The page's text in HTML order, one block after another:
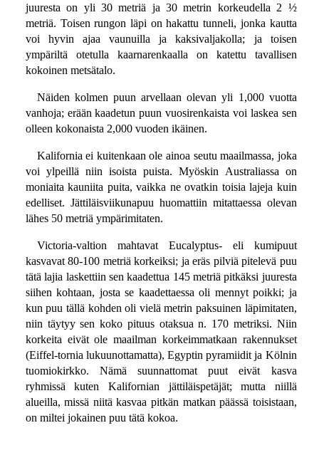
juuresta on yli 30 metriä ja 30 metrin korkeudella 2 ½
metriä. Toisen rungon läpi on hakattu tunneli, jonka kautta
voi hyvin ajaa vaunuilla ja kaksivaljakolla; ja toisen
ympäriltä otetulla kaarnarenkaalla on katettu tavallisen
kokoinen metsätalo.
Näiden kolmen puun arvellaan olevan yli 1,000 vuotta
vanhoja; erään kaadetun puun vuosirenkaista voi laskea sen
olleen kokonaista 2,000 vuoden ikäinen.
Kalifornia ei kuitenkaan ole ainoa seutu maailmassa, joka
voi ylpeillä niin isoista puista. Myöskin Australiassa on
moniaita kauniita puita, vaikka ne ovatkin toisia lajeja kuin
edelliset. Jättiläisviikunapuu huomattiin mitattaessa olevan
lähes 50 metriä ympärimitaten.
Victoria-valtion mahtavat Eucalyptus- eli kumipuut
kasvavat 80-100 metriä korkeiksi; ja eräs pilviä pitelevä puu
tätä lajia laskettiin sen kaadettua 145 metriä pitkäksi juuresta
siihen kohtaan, josta se kaadettaessa oli mennyt poikki; ja
kun puu tällä kohden oli vielä metrin paksuinen läpimitaten,
niin täytyy sen koko pituus otaksua n. 170 metriksi. Niin
korkeita eivät ole maailman korkeimmatkaan rakennukset
(Eiffel-tornia lukuunottamatta), Egyptin pyramiidit ja Kölnin
tuomiokirkko. Nämä suunnattomat puut eivät kasva
ryhmissä kuten Kalifornian jättiläispetäjät; mutta niillä
alueilla, missä niitä kasvaa pitkän matkan päässä toisistaan,
on miltei jokainen puu tätä kokoa.